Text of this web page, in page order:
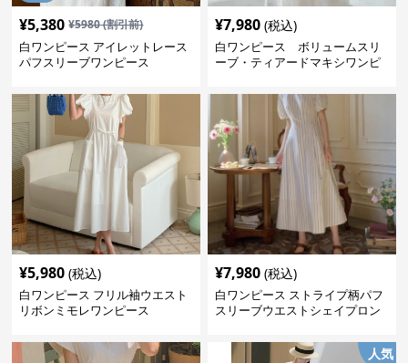
¥5,380 ¥5980(割引前)
白ワンピース アイレットレース
パフスリーブワンピース
¥7,980 (税込)
白ワンピース ボリュームスリ
ーブ・ティアードマキシワンピ
¥5,980 (税込)
白ワンピース フリル袖ウエスト
リボンミモレワンピース
¥7,980 (税込)
白ワンピース ストライプ柄パフ
スリーブウエストシェイプロン
人気